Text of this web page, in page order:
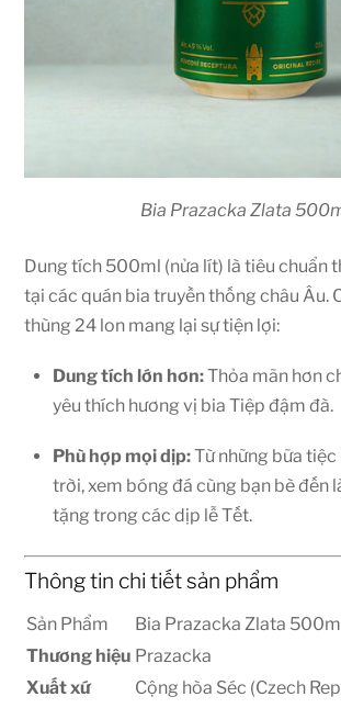
Bia Prazacka Zlata
Dung tích 500ml (nửa lít) là tiêu chuẩn
tại các quán bia truyền thống châu Âu.
thùng 24 lon mang lại sự tiện lợi:
Dung tích lớn hơn:Thỏa mãn hơn
yêu thích hương vị bia Tiệp đậm đà.
Phù hợp mọi dịp:Từ những bữa
trời, xem bóng đá cùng bạn bè đến
tặng trong các dịp lễ Tết.
Thông tin chi tiết sản phẩm
Sản Phẩm
Bia Prazacka Zlata 500ml
Thương hiệu Prazacka
Xuất xứ
Cộng hòa Séc (Czech